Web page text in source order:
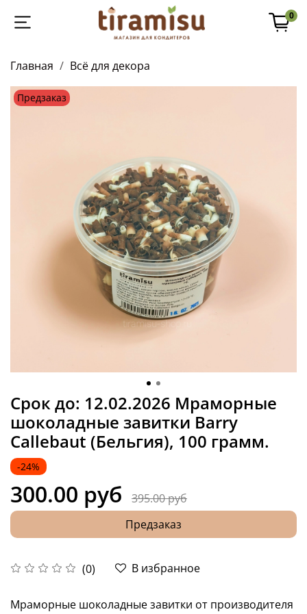
0
Главная Всё для декора
Предзаказ
Срок до: 12.02.2026 Мраморные
шоколадные завитки Barry
Callebaut (Бельгия), 100 грамм.
(0) В избранное
-24%
300.00 руб
395.00 руб
Предзаказ
Мраморные шоколадные завитки от производителя